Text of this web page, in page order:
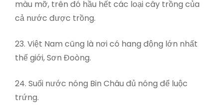
màu mỡ, trên đó hầu hết các loại cây trồng của
cả nước được trồng.
23. Việt Nam cũng là nơi có hang động lớn nhất
thế giới, Sơn Đoòng.
24. Suối nước nóng Bin Châu đủ nóng để luộc
trứng.